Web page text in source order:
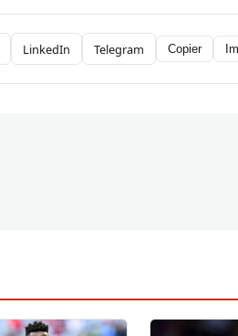
LinkedIn Telegram Copier